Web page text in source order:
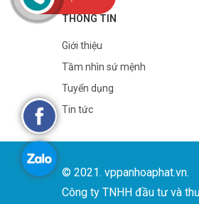
THÔNG TIN
Giới thiệu
Tầm nhìn sứ mệnh
Tuyển dụng
Tin tức
© 2021. vppanhoaphat.vn.
Công ty TNHH đầu tư và